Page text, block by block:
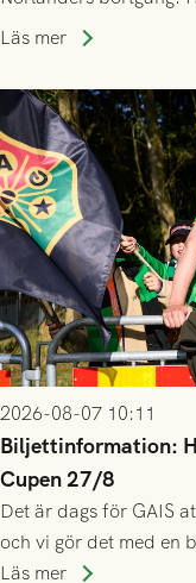
lagssäsonger i
Läs mer
2026-08-07 10:11
Biljettinformation:
Cupen 27/8
Det är dags för GAIS
och vi gör det med en
Husqvarna FF. Häng
Läs mer